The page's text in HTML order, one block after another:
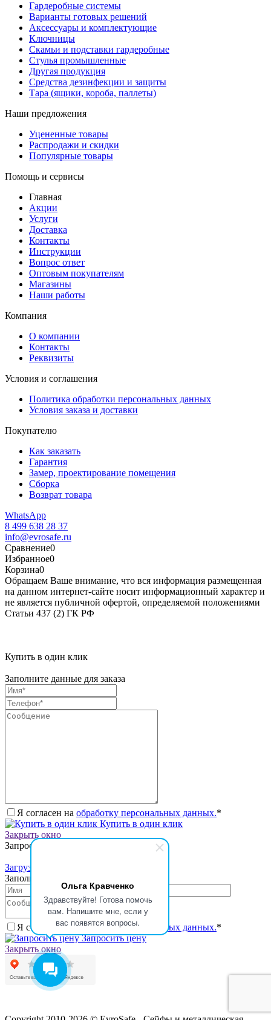
Ольга Кравченко
Здравствуйте! Готова помочь
вам. Напишите мне, если у
вас появятся вопросы.
Гардеробные системы
Варианты готовых решений
Аксессуары и комплектующие
Ключницы
Скамьи и подставки гардеробные
Стулья промышленные
Другая продукция
Средства дезинфекции и защиты
Тара (ящики, короба, паллеты)
Наши предложения
Уцененные товары
Распродажи и скидки
Популярные товары
Помощь и сервисы
Главная
Акции
Услуги
Доставка
Контакты
Инструкции
Вопрос ответ
Оптовым покупателям
Магазины
Наши работы
Компания
О компании
Контакты
Реквизиты
Условия и соглашения
Политика обработки персональных данных
Условия заказа и доставки
Покупателю
Как заказать
Гарантия
Замер, проектирование помещения
Сборка
Возврат товара
WhatsApp
8 499 638 28 37
info@evrosafe.ru
Сравнение0
Избранное0
Корзина0
Обращаем Ваше внимание, что вся информация размещенная
на данном интернет-сайте носит информационный характер и
не является публичной офертой, определяемой положениями
Статьи 437 (2) ГК РФ
Купить в один клик
Заполните данные для заказа
Я согласен на обработку персональных данных.*
Купить в один клик
Закрыть окно
Запросить стоимость товара
Загрузка товара
Заполните данные для запроса цены
Я согласен наобработку персональных данных.*
Запросить цену
Закрыть окно